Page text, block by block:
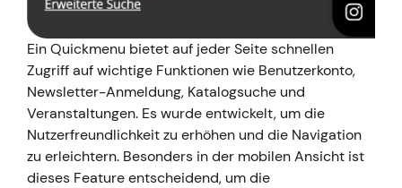
Ein Quickmenu bietet auf jeder Seite schnellen
Zugriff auf wichtige Funktionen wie Benutzerkonto,
Newsletter-Anmeldung, Katalogsuche und
Veranstaltungen. Es wurde entwickelt, um die
Nutzerfreundlichkeit zu erhöhen und die Navigation
zu erleichtern. Besonders in der mobilen Ansicht ist
dieses Feature entscheidend, um die